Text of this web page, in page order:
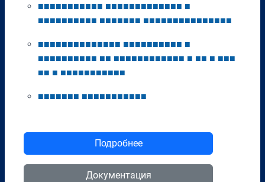
■■■■■■■■■■■ ■■■■■■■■■■■■■ ■
■■■■■■■■■■ ■■■■■■■ ■■■■■■■■■■■■■■■
■■■■■■■■■■■■■■ ■■■■■■■■■■ ■
■■■■■■■■■■ ■■ ■■■■■■■■■■■■ ■ ■■ ■ ■■■
■■ ■ ■■■■■■■■■■■
■■■■■■■ ■■■■■■■■■■■
Подробнее
Документация